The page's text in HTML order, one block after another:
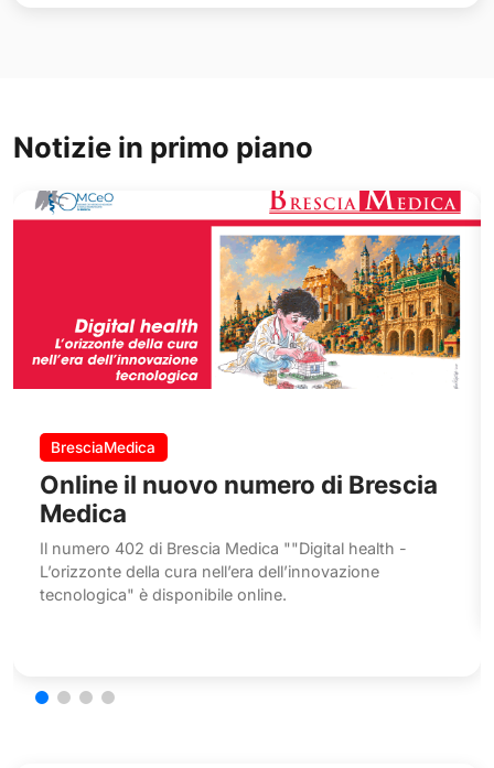
Notizie in primo piano
BresciaMedica
Online il nuovo numero di Brescia
Medica
Il numero 402 di Brescia Medica ""Digital health -
L’orizzonte della cura nell’era dell’innovazione
tecnologica" è disponibile online.